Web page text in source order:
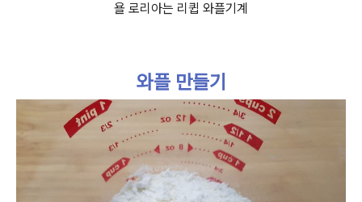
욜 로리아는 리큅 와플기계
와플 만들기